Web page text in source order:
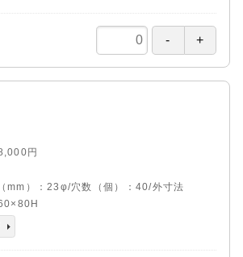
円
mm）：23φ/穴数（個）：40/外寸法